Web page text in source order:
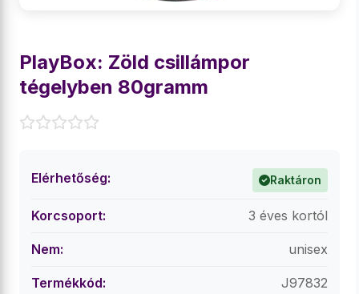
PlayBox: Zöld csillámpor
tégelyben 80gramm
Elérhetőség: Raktáron
Korcsoport: 3 éves kortól
Nem: unisex
Termékkód: J97832